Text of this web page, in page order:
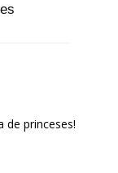
de princeses!